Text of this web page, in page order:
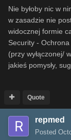
Nie byłoby nic w
w zasadzie nie
widocznej formie
Security -
(przy wyłączonej/
jakieś pomysły,
Quote
repmed
Posted